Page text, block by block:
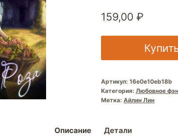
159,00 ₽
Артикул: 16e0e10eb18b
Категория: Любовное
Метка: Айлин Лин
Описание Детали